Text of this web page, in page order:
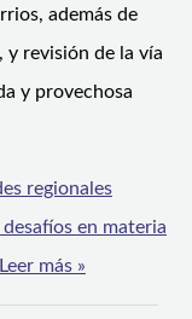
además de
revisión de la vía
y provechosa
regionales
en materia
Leer más »